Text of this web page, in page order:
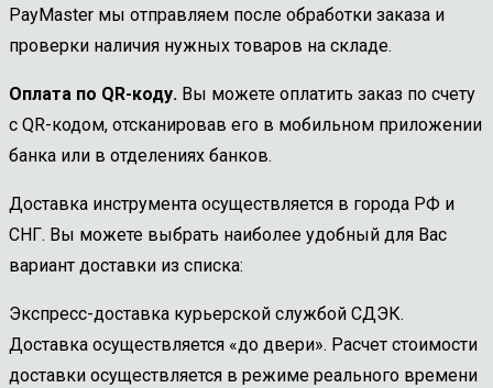
PayMaster мы отправляем после обработки заказа и
проверки наличия нужных товаров на складе.
Оплата по QR-коду. Вы можете оплатить заказ по счету
с QR-кодом, отсканировав его в мобильном приложении
банка или в отделениях банков.
Доставка инструмента осуществляется в города РФ и
СНГ. Вы можете выбрать наиболее удобный для Вас
вариант доставки из списка:
Экспресс-доставка курьерской службой СДЭК.
Доставка осуществляется «до двери». Расчет стоимости
доставки осуществляется в режиме реального времени